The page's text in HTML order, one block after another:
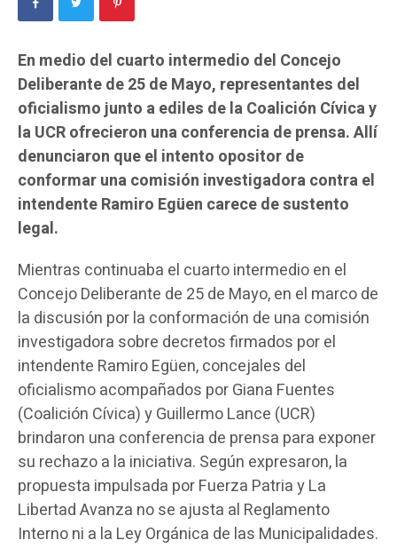
En medio del cuarto intermedio del Concejo
Deliberante de 25 de Mayo, representantes del
oficialismo junto a ediles de la Coalición Cívica y
la UCR ofrecieron una conferencia de prensa. Allí
denunciaron que el intento opositor de
conformar una comisión investigadora contra el
intendente Ramiro Egüen carece de sustento
legal.
Mientras continuaba el cuarto intermedio en el
Concejo Deliberante de 25 de Mayo, en el marco de
la discusión por la conformación de una comisión
investigadora sobre decretos firmados por el
intendente Ramiro Egüen, concejales del
oficialismo acompañados por Giana Fuentes
(Coalición Cívica) y Guillermo Lance (UCR)
brindaron una conferencia de prensa para exponer
su rechazo a la iniciativa. Según expresaron, la
propuesta impulsada por Fuerza Patria y La
Libertad Avanza no se ajusta al Reglamento
Interno ni a la Ley Orgánica de las Municipalidades.